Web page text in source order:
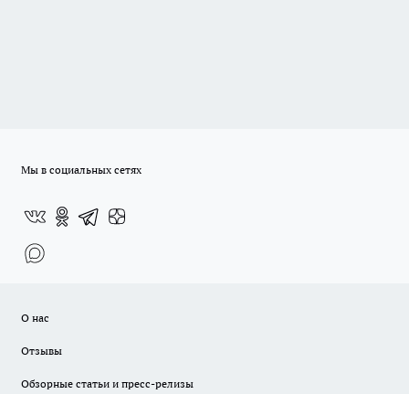
Мы в социальных сетях
О нас
Отзывы
Обзорные статьи и пресс-релизы